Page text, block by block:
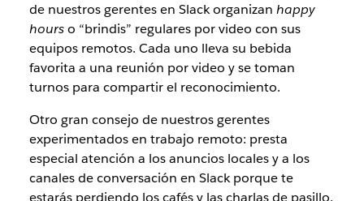
de nuestros gerentes en Slack organizan happy
hourso “brindis” regulares por video con sus
equipos remotos. Cada uno lleva su bebida
favorita a una reunión por video y se toman
turnos para compartir el reconocimiento.
Otro gran consejo de nuestros gerentes
experimentados en trabajo remoto: presta
especial atención a los anuncios locales y a los
canales de conversación en Slack porque te
estarás perdiendo los cafés y las charlas de pasillo.